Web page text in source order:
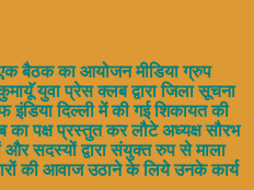
बैठक का आयोजन मीडिया ग्रुप
युवा प्रेस क्लब द्वारा जिला सूचना
दिल्ली में की गई शिकायत की
पक्ष प्रस्तुत कर लौटे अध्यक्ष सौरभ
सदस्यों द्वारा संयुक्त रुप से माला
की आवाज उठाने के लिये उनके कार्य